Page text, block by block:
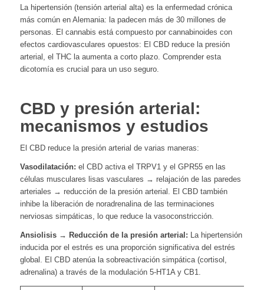
La hipertensión (tensión arterial alta) es la enfermedad crónica
más común en Alemania: la padecen más de 30 millones de
personas. El cannabis está compuesto por cannabinoides con
efectos cardiovasculares opuestos: El CBD reduce la presión
arterial, el THC la aumenta a corto plazo. Comprender esta
dicotomía es crucial para un uso seguro.
CBD y presión arterial:
mecanismos y estudios
El CBD reduce la presión arterial de varias maneras:
Vasodilatación: el CBD activa el TRPV1 y el GPR55 en las
células musculares lisas vasculares → relajación de las paredes
arteriales → reducción de la presión arterial. El CBD también
inhibe la liberación de noradrenalina de las terminaciones
nerviosas simpáticas, lo que reduce la vasoconstricción.
Ansiolisis → Reducción de la presión arterial: La hipertensión
inducida por el estrés es una proporción significativa del estrés
global. El CBD atenúa la sobreactivación simpática (cortisol,
adrenalina) a través de la modulación 5-HT1A y CB1.